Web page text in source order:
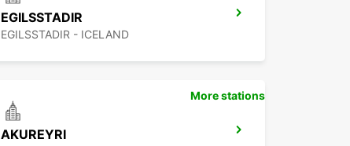
EGILSSTADIR
EGILSSTADIR - ICELAND
AKUREYRI
More stations